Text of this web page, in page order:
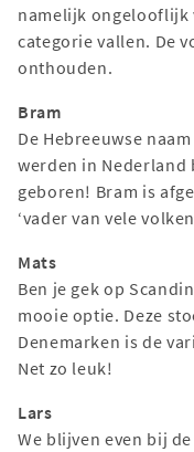
namelijk ongelooflijk
categorie vallen. De
onthouden.
Bram
De Hebreeuwse naam
werden in Nederland
geboren! Bram is
‘vader van vele
Mats
Ben je gek op
mooie optie. Deze
Denemarken is de
Net zo leuk!
Lars
We blijven even bij